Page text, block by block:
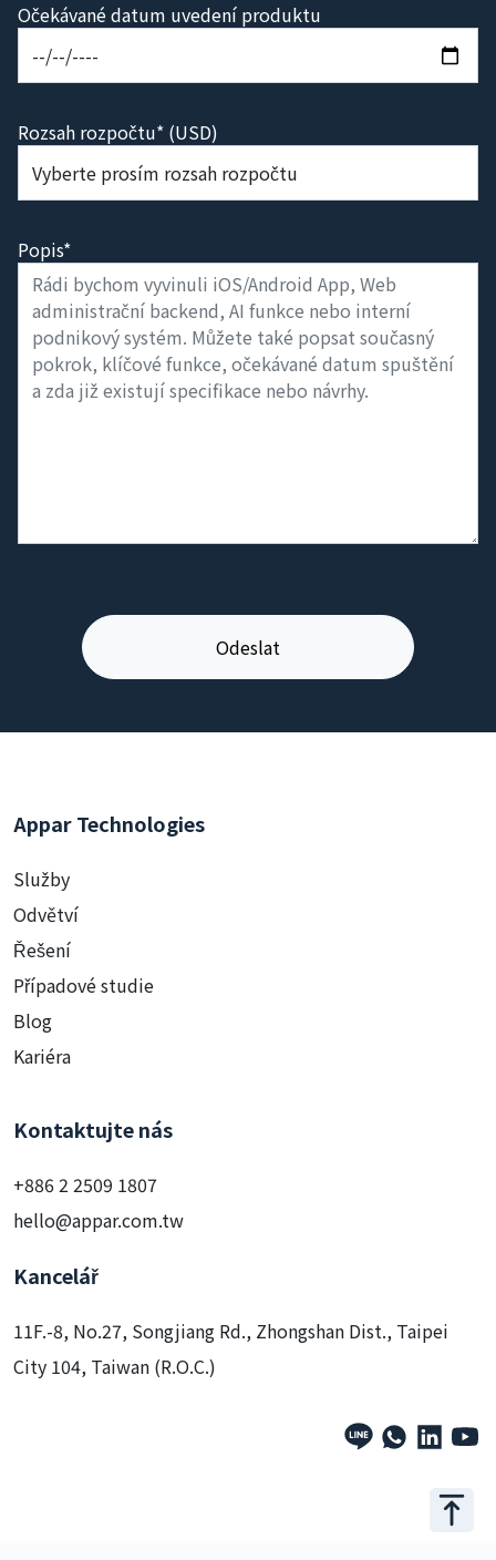
Očekávané datum uvedení produktu
Rozsah rozpočtu* (USD)
Popis*
Appar Technologies
Služby
Odvětví
Řešení
Případové studie
Blog
Kariéra
Kontaktujte nás
+886 2 2509 1807
hello@appar.com.tw
Kancelář
11F.-8, No.27, Songjiang Rd., Zhongshan Dist., Taipei
City 104, Taiwan (R.O.C.)